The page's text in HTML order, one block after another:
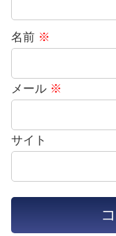
名前 ※
メール ※
サイト